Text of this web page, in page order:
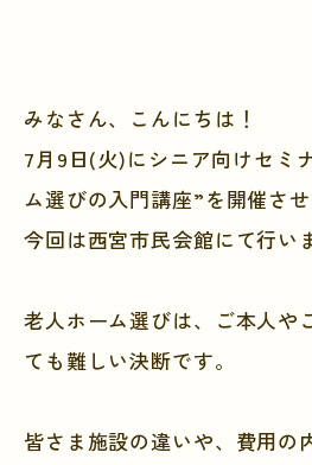
みなさん、こんにちは！
7月9日(火)にシニア向けセミ
ム選びの入門講座”を開催さ
今回は西宮市民会館にて行い
老人ホーム選びは、ご本人や
ても難しい決断です。
皆さま施設の違いや、費用の